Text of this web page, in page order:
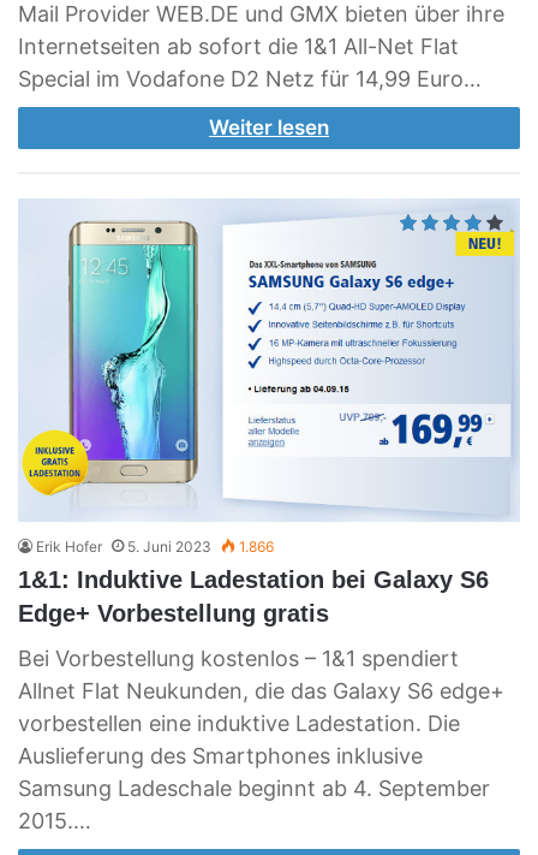
Mail Provider WEB.DE und GMX bieten über ihre
Internetseiten ab sofort die 1&1 All-Net Flat
Special im Vodafone D2 Netz für 14,99 Euro…
Weiter lesen
Erik Hofer 5. Juni 2023 1.866
1&1: Induktive Ladestation bei Galaxy S6
Edge+ Vorbestellung gratis
Bei Vorbestellung kostenlos – 1&1 spendiert
Allnet Flat Neukunden, die das Galaxy S6 edge+
vorbestellen eine induktive Ladestation. Die
Auslieferung des Smartphones inklusive
Samsung Ladeschale beginnt ab 4. September
2015.…